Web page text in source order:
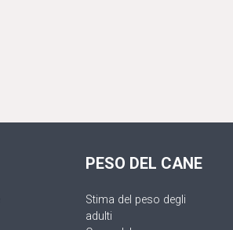
PESO DEL CANE
Stima del peso degli
adulti